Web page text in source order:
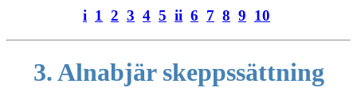
i 1 2 3 4 5 ii 6 7 8 9 10
3. Alnabjär skeppssättning